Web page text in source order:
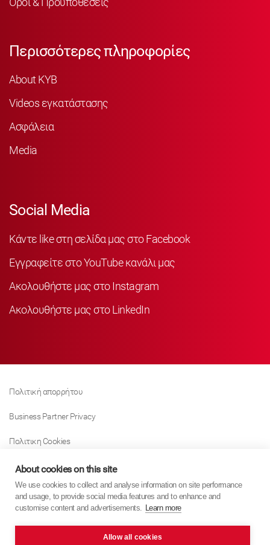
Περισσότερες πληροφορίες
About KYB
Videos εγκατάστασης
Ασφάλεια
Media
Social Media
Κάντε like στη σελίδα μας στο Facebook
Εγγραφείτε στο YouTube κανάλι μας
Ακολουθήστε μας στο Instagram
Ακολουθήστε μας στο LinkedIn
Πολιτική απορρήτου
Business Partner Privacy
Πολιτικη Cookies
Modern Slavery Act Policy
Tax Strategy
About cookies on this site
We use cookies to collect and analyse information on site performance
and usage, to provide social media features and to enhance and
customise content and advertisements. Learn more
Allow all cookies